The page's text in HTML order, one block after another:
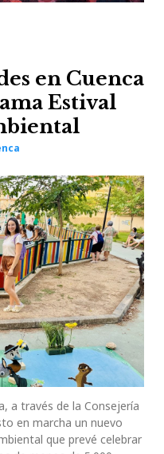
en Cuenca
Estival
a través de la Consejería
en marcha un nuevo
que prevé celebrar